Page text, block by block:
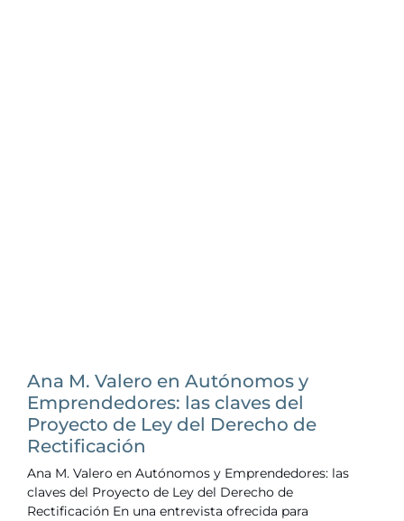
Ana M. Valero en Autónomos y
Emprendedores: las claves del
Proyecto de Ley del Derecho de
Rectificación
Ana M. Valero en Autónomos y Emprendedores: las
claves del Proyecto de Ley del Derecho de
Rectificación En una entrevista ofrecida para